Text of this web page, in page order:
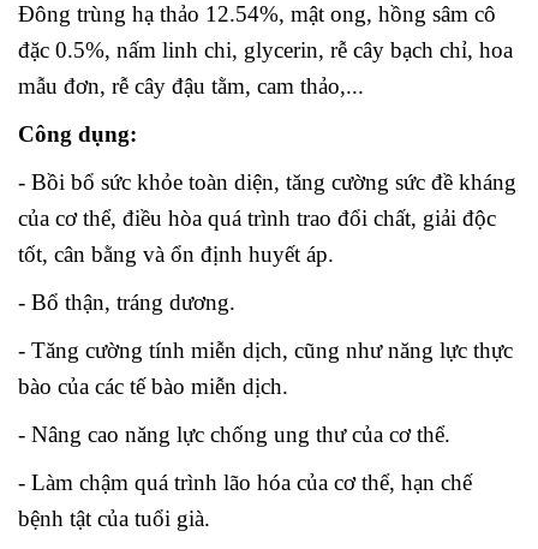
Đông trùng hạ thảo 12.54%, mật ong, hồng sâm cô
đặc 0.5%, nấm linh chi, glycerin, rễ cây bạch chỉ, hoa
mẫu đơn, rễ cây đậu tằm, cam thảo,...
Công dụng:
- Bồi bổ sức khỏe toàn diện, tăng cường sức đề kháng
của cơ thể, điều hòa quá trình trao đổi chất, giải độc
tốt, cân bằng và ổn định huyết áp.
- Bổ thận, tráng dương.
- Tăng cường tính miễn dịch, cũng như năng lực thực
bào của các tế bào miễn dịch.
- Nâng cao năng lực chống ung thư của cơ thể.
- Làm chậm quá trình lão hóa của cơ thể, hạn chế
bệnh tật của tuổi già.